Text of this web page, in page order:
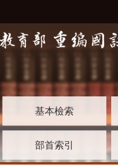
基本檢索
部首索引